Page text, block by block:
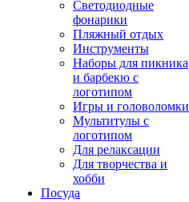
Светодиодные
фонарики
Пляжный отдых
Инструменты
Наборы для пикника
и барбекю с
логотипом
Игры и головоломки
Мультитулы с
логотипом
Для релаксации
Для творчества и
хобби
Посуда